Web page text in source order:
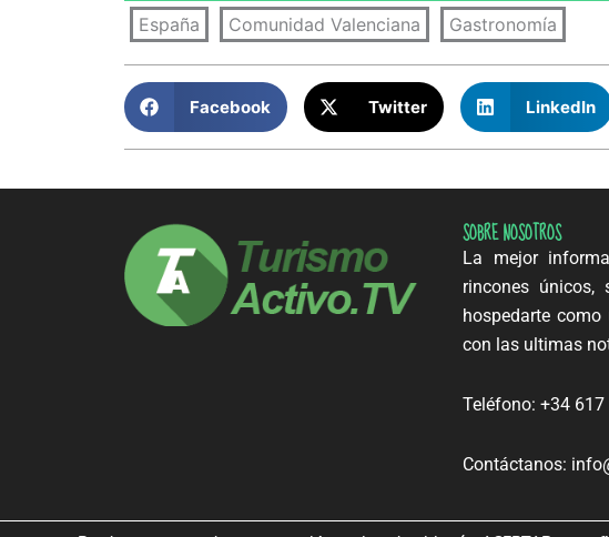
España Comunidad Valenciana Gastronomía
Facebook Twitter LinkedIn
SOBRE NOSOTROS
La mejor
rincones únicos,
hospedarte
con las ultimas
Teléfono: +34
Contáctanos: